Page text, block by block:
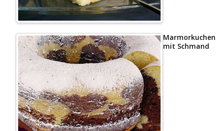
Marmorkuchen
mit Schmand